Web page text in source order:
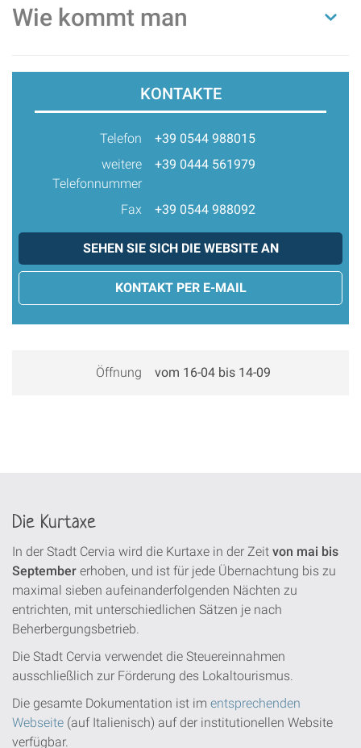
Wie kommt man
KONTAKTE
Telefon
+39 0544 988015
weitere
Telefonnummer
+39 0444 561979
Fax +39 0544 988092
SEHEN SIE SICH DIE WEBSITE AN
KONTAKT PER E-MAIL
Öffnung vom 16-04 bis 14-09
Die Kurtaxe
In der Stadt Cervia wird die Kurtaxe in der Zeit von mai bis
September erhoben, und ist für jede Übernachtung bis zu
maximal sieben aufeinanderfolgenden Nächten zu
entrichten, mit unterschiedlichen Sätzen je nach
Beherbergungsbetrieb.
Die Stadt Cervia verwendet die Steuereinnahmen
ausschließlich zur Förderung des Lokaltourismus.
Die gesamte Dokumentation ist im entsprechenden
Webseite (auf Italienisch) auf der institutionellen Website
verfügbar.